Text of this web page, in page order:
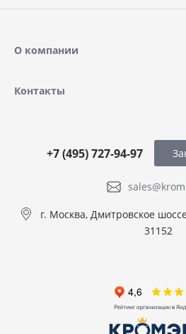
О компании
Контакты
+7 (495) 727-94-97
г. Москва, Дмитровское
31152